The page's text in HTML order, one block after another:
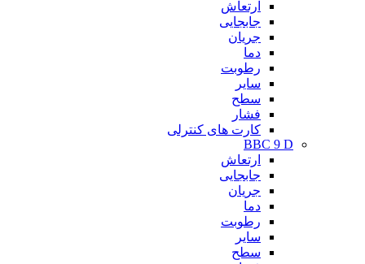
ارتعاش
جابجایی
جریان
دما
رطوبت
سایر
سطح
فشار
کارت های کنترلی
BBC 9 D
ارتعاش
جابجایی
جریان
دما
رطوبت
سایر
سطح